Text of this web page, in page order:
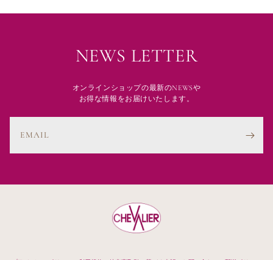
NEWS LETTER
オンラインショップの最新のNEWSや
お得な情報をお届けいたします。
EMAIL